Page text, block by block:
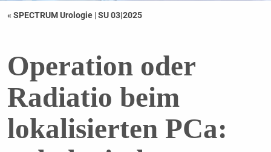
« SPECTRUM Urologie |SU 03|2025
Operation oder
Radiatio beim
lokalisierten PCa: